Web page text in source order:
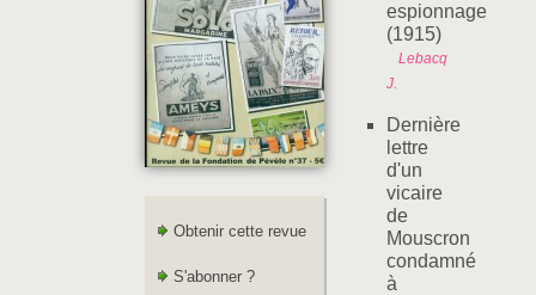
Obtenir cette revue
S'abonner ?
espionnage
(1915)
Lebacq
J.
Dernière
lettre
d'un
vicaire
de
Mouscron
condamné
à